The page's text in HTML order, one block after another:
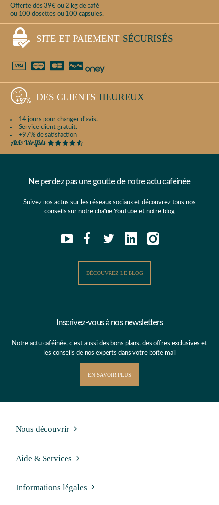
Offerte dès 39€ ou 2 kg de café
ou 100 dosettes ou 100 capsules.
SITE ET PAIEMENT SÉCURISÉS
DES CLIENTS HEUREUX
14 jours pour changer d'avis.
Service client gratuit.
+97% de satisfaction
Ne perdez pas une goutte de notre actu caféinée
Suivez nos actus sur les réseaux sociaux et découvrez tous nos
conseils sur notre chaîne YouTube et notre blog
DÉCOUVREZ LE BLOG
Inscrivez-vous à nos newsletters
Notre actu caféinée, c’est aussi des bons plans, des offres exclusives et
les conseils de nos experts dans votre boîte mail
EN SAVOIR PLUS
Nous découvrir
Aide & Services
Informations légales